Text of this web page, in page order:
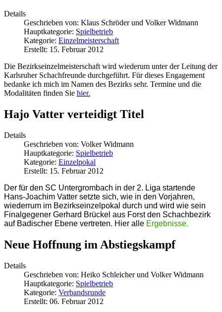
Details
Geschrieben von: Klaus Schröder und Volker Widmann
Hauptkategorie: Spielbetrieb
Kategorie: Einzelmeisterschaft
Erstellt: 15. Februar 2012
Die Bezirkseinzelmeisterschaft wird wiederum unter der Leitung der
Karlsruher Schachfreunde durchgeführt. Für dieses Engagement
bedanke ich mich im Namen des Bezirks sehr. Termine und die
Modalitäten finden Sie hier.
Hajo Vatter verteidigt Titel
Details
Geschrieben von: Volker Widmann
Hauptkategorie: Spielbetrieb
Kategorie: Einzelpokal
Erstellt: 15. Februar 2012
Der für den SC Untergrombach in der 2. Liga startende
Hans-Joachim Vatter setzte sich, wie in den Vorjahren,
wiederrum im Bezirkseinzelpokal durch und wird wie sein
Finalgegener Gerhard Brückel aus Forst den Schachbezirk
auf Badischer Ebene vertreten. Hier alle Ergebnisse.
Neue Hoffnung im Abstiegskampf
Details
Geschrieben von: Heiko Schleicher und Volker Widmann
Hauptkategorie: Spielbetrieb
Kategorie: Verbandsrunde
Erstellt: 06. Februar 2012